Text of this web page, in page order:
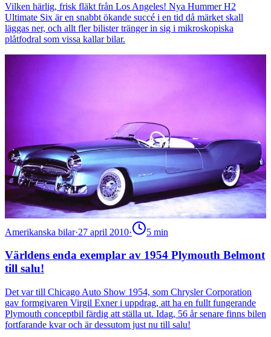
Vilken härlig, frisk fläkt från Los Angeles! Nya Hummer H2
Ultimate Six är en snabbt ökande succé i en tid då märket skall
läggas ner, och allt fler bilister tränger in sig i mikroskopiska
plåtfodral som vissa kallar bilar.
Amerikanska bilar·27 april 2010· 5 min
Världens enda exemplar av 1954 Plymouth Belmont
till salu!
Det var till Chicago Auto Show 1954, som Chrysler Corporation
gav formgivaren Virgil Exner i uppdrag, att ha en fullt fungerande
Plymouth conceptbil färdig att ställa ut. Idag, 56 år senare finns bilen
fortfarande kvar och är dessutom just nu till salu!